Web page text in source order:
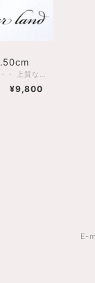
¥9,800
E-